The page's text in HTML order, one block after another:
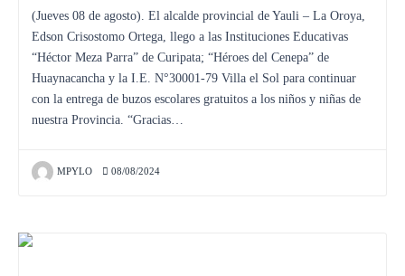
(Jueves 08 de agosto). El alcalde provincial de Yauli – La Oroya,
Edson Crisostomo Ortega, llego a las Instituciones Educativas
“Héctor Meza Parra” de Curipata; “Héroes del Cenepa” de
Huaynacancha y la I.E. N°30001-79 Villa el Sol para continuar
con la entrega de buzos escolares gratuitos a los niños y niñas de
nuestra Provincia. “Gracias…
MPYLO 08/08/2024